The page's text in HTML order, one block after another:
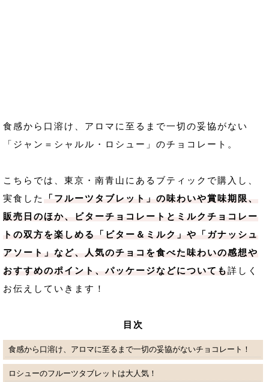
食感から口溶け、アロマに至るまで一切の妥協がない
「ジャン＝シャルル・ロシュー」のチョコレート。
こちらでは、東京・南青山にあるブティックで購入し、
実食した
「フルーツタブレット」の味わいや賞味期限、
販売日のほか、ビターチョコレートとミルクチョコレー
トの双方を楽しめる「ビター＆ミルク」や「ガナッシュ
アソート」など、人気のチョコを食べた味わいの感想や
おすすめのポイント、パッケージなどについても詳しく
お伝えしていきます！
目次
食感から口溶け、アロマに至るまで一切の妥協がないチョコレート！
ロシューのフルーツタブレットは大人気！